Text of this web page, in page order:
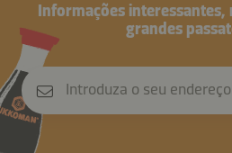
Informações interessantes,
grandes
Introduza o seu